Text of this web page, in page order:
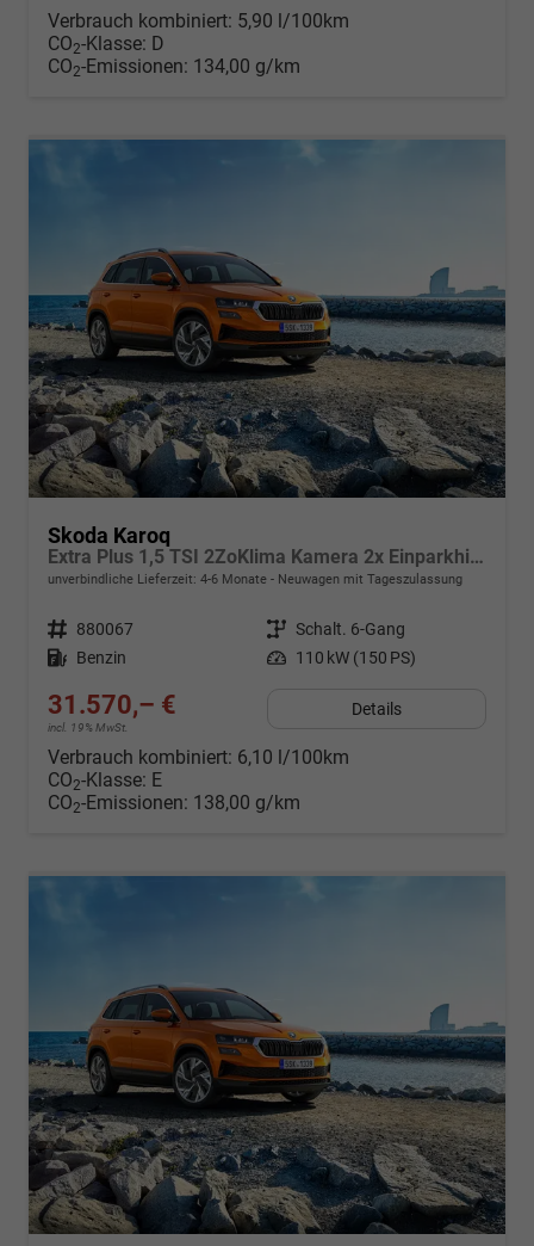
Verbrauch kombiniert: 5,90 l/100km
CO2-Klasse: D
CO2-Emissionen: 134,00 g/km
Skoda Karoq
Extra Plus 1,5 TSI 2ZoKlima Kamera 2x Einparkhilfe Alu Felgen 5J Garantie Sitzheizung Matrix el Heckklappe ACC
unverbindliche Lieferzeit: 4-6 Monate Neuwagen mit Tageszulassung
Fahrzeugnr. 880067 Getriebe Schalt. 6-Gang
Kraftstoff Benzin Leistung 110 kW (150 PS)
31.570,– €
incl. 19% MwSt.
Details
Verbrauch kombiniert: 6,10 l/100km
CO2-Klasse: E
CO2-Emissionen: 138,00 g/km